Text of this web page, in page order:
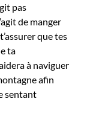
pas
de manger
que tes
ta
à naviguer
afin
sentant